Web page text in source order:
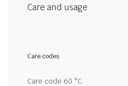
Care and usage
Care codes
Care code 60 °C